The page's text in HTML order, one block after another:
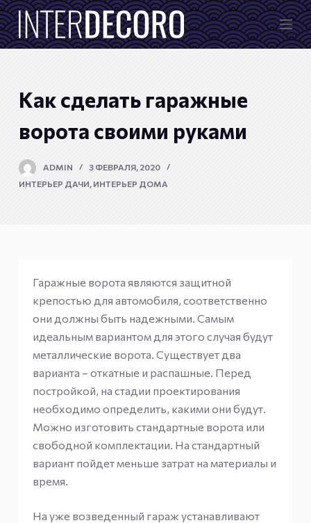
П
е
р
Как сделать гаражные
ворота своими руками
ADMIN
3 ФЕВРАЛЯ, 2020
ИНТЕРЬЕР ДАЧИ, ИНТЕРЬЕР ДОМА
Гаражные ворота являются защитной
крепостью для автомобиля, соответственно
они должны быть надежными. Самым
идеальным вариантом для этого случая будут
металлические ворота. Существует два
варианта – откатные и распашные. Перед
постройкой, на стадии проектирования
необходимо определить, какими они будут.
Можно изготовить стандартные ворота или
свободной комплектации. На стандартный
вариант пойдет меньше затрат на материалы и
время.
На уже возведенный гараж устанавливают